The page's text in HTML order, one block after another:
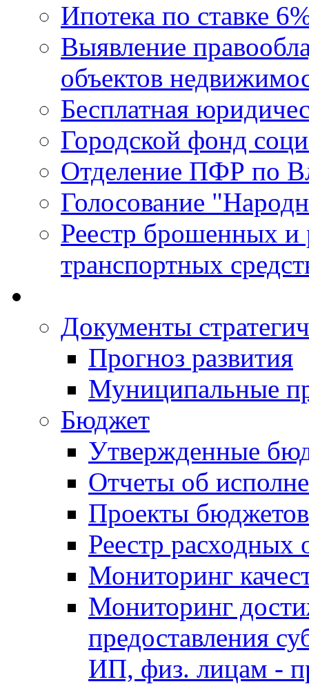
Ипотека по ставке
Выявление
объектов
Бесплатная
Городской фонд
Отделение ПФР по
Голосование
Реестр брошенных и
транспортных
Документы
Прогноз развития
Муниципальные
Бюджет
Утвержденные
Отчеты об
Проекты бюджетов
Реестр расходных
Мониторинг
Мониторинг
предоставления
ИП, физ. лицам -